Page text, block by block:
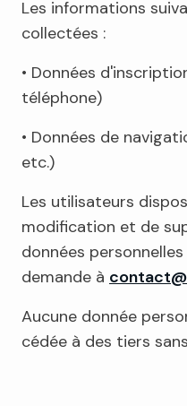
Les informations
collectées :
• Données
téléphone)
• Données de
etc.)
Les utilisateurs
modification et de
données
demande à
Aucune donnée
cédée à des tiers